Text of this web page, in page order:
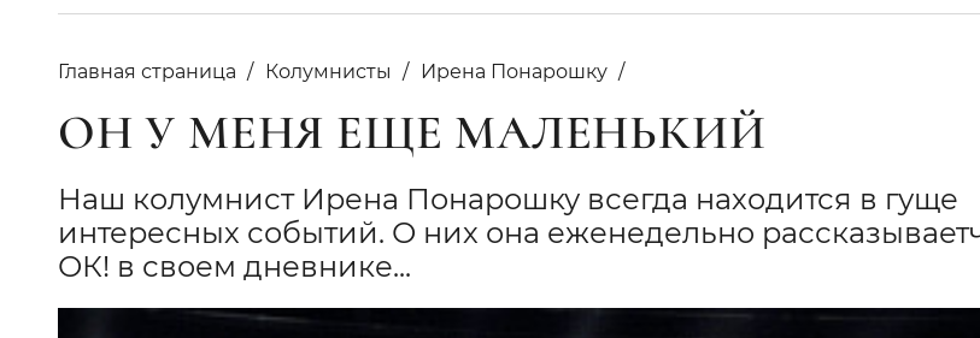
Главная страница Колумнисты Ирена Понарошку
ОН У МЕНЯ ЕЩЕ МАЛЕНЬКИЙ
Наш колумнист Ирена Понарошку всегда находится в гуще
интересных событий. О них она еженедельно
ОК! в своем дневнике...